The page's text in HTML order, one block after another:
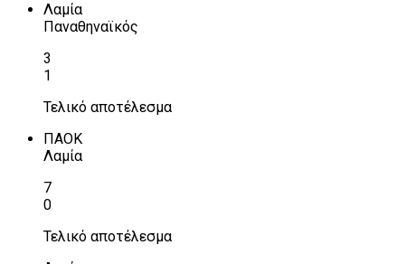
Λαμία
Παναθηναϊκός
3
1
Τελικό αποτέλεσμα
ΠΑΟΚ
Λαμία
7
0
Τελικό αποτέλεσμα